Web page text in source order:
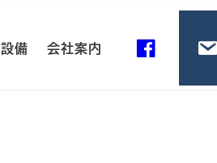
備 会社案内